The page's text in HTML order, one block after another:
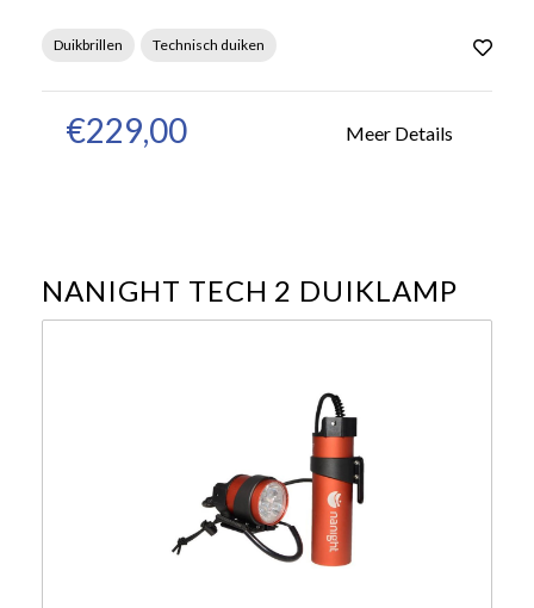
Duikbrillen Technisch duiken
€229,00 Meer Details
NANIGHT TECH 2 DUIKLAMP